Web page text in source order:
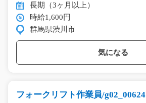
長期（3ヶ月以上）
時給1,600円
群馬県渋川市
気になる
フォークリフト作業員/g02_00624